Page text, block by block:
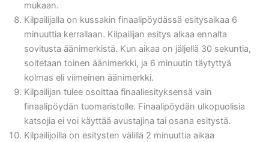
mukaan.
Kilpailijalla on kussakin finaalipöydässä esitysaikaa 6
minuuttia kerrallaan. Kilpailijan esitys alkaa ennalta
sovitusta äänimerkistä. Kun aikaa on jäljellä 30 sekuntia,
soitetaan toinen äänimerkki, ja 6 minuutin täytyttyä
kolmas eli viimeinen äänimerkki.
Kilpailijan tulee osoittaa finaaliesityksensä vain
finaalipöydän tuomaristolle. Finaalipöydän ulkopuolisia
katsojia ei voi käyttää avustajina tai osana esitystä.
Kilpailijoilla on esitysten välillä 2 minuuttia aikaa